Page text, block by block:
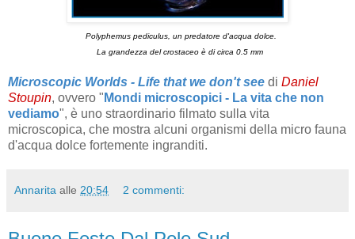
Polyphemus pediculus, un predatore d'acqua dolce.
La grandezza del crostaceo è di circa 0.5 mm
Microscopic Worlds - Life that we don't see di Daniel
Stoupin, ovvero " Mondi microscopici - La vita che non
vediamo", è uno straordinario filmato sulla vita
microscopica, che mostra alcuni organismi della micro fauna
d'acqua dolce fortemente ingranditi.
Annarita alle 20:54 2 commenti: